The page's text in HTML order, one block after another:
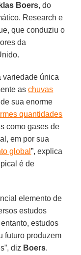
Boers, do
Research e
que conduziu o
da
variedade única
aschuvas
sua enorme
quantidades
como gases de
em por sua
global”, explica
é de
elemento de
estudos
estudos
futuro produzem
diz Boers.